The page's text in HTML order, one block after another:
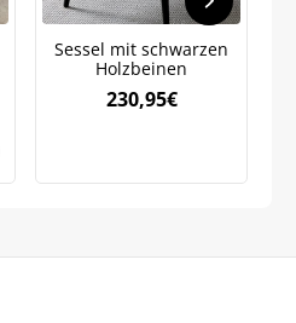
Sessel mit schwarzen
Holzbeinen
230,95€